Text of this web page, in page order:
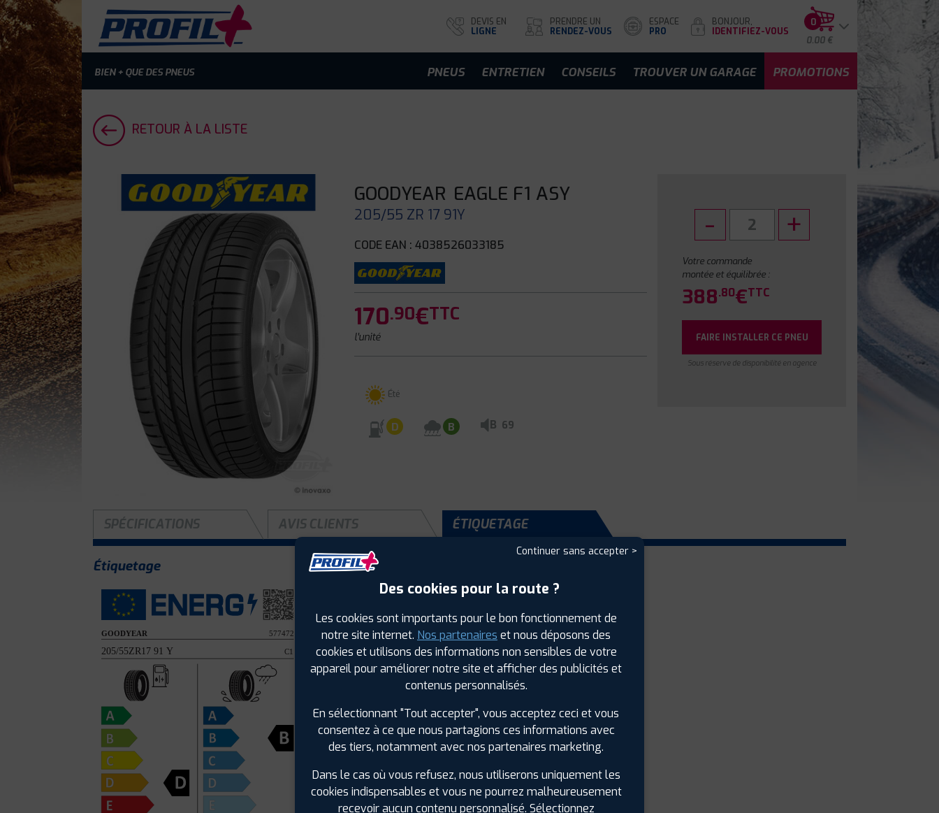
BIEN + QUE DES PNEUS
DEVIS EN
LIGNE
PRENDRE UN
RENDEZ-VOUS
ESPACE
PRO
BONJOUR,
IDENTIFIEZ-VOUS
0
0.00 €
PNEUS ENTRETIEN CONSEILS TROUVER UN GARAGE PROMOTIONS
RETOUR À LA LISTE
GOODYEAR EAGLE F1 ASY
205/55 ZR 17 91Y
CODE EAN : 4038526033185
170.90€TTC
l'unité
Été
D B B 69
Votre commande
montée et équilibrée :
388.80€TTC
FAIRE INSTALLER CE PNEU
Sous réserve de disponibilité en agence
SPÉCIFICATIONS AVIS CLIENTS ÉTIQUETAGE
Étiquetage
Été
Largeur :205
Hauteur :55
Diamètre :17
Charge :91
Bruit de roulement externe : 69
Résistance au roulement :
Adhérence sur sol mouillé : B
Code EAN :
Continuer sans accepter >
Des cookies pour la route ?
Les cookies sont importants pour le bon fonctionnement de
notre site internet. Nos partenaires et nous déposons des
cookies et utilisons des informations non sensibles de votre
appareil pour améliorer notre site et afficher des publicités et
contenus personnalisés.
En sélectionnant "Tout accepter", vous acceptez ceci et vous
consentez à ce que nous partagions ces informations avec
des tiers, notamment avec nos partenaires marketing.
Dans le cas où vous refusez, nous utiliserons uniquement les
cookies indispensables et vous ne pourrez malheureusement
recevoir aucun contenu personnalisé. Sélectionnez